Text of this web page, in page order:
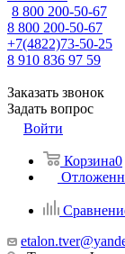
8 800 200-50-67
8 800 200-50-67
+7(4822)73-50-25
8 910 836 97 59
Заказать звонок
Задать вопрос
Войти
Корзина0